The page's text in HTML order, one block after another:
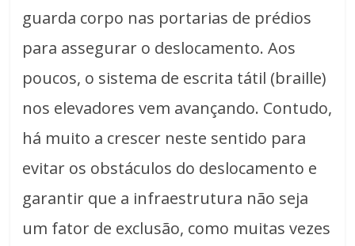
guarda corpo nas portarias de prédios
para assegurar o deslocamento. Aos
poucos, o sistema de escrita tátil (braille)
nos elevadores vem avançando. Contudo,
há muito a crescer neste sentido para
evitar os obstáculos do deslocamento e
garantir que a infraestrutura não seja
um fator de exclusão, como muitas vezes